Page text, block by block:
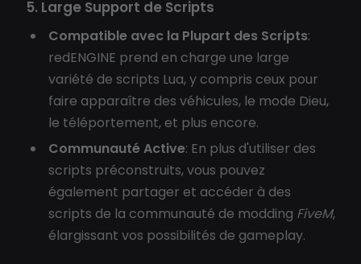
5. Large Support de Scripts
Compatible avec la Plupart des Scripts:
redENGINE prend en charge une large
variété de scripts Lua, y compris ceux pour
faire apparaître des véhicules, le mode Dieu,
le téléportement, et plus encore.
Communauté Active: En plus d'utiliser des
scripts préconstruits, vous pouvez
également partager et accéder à des
scripts de la communauté de modding FiveM,
élargissant vos possibilités de gameplay.